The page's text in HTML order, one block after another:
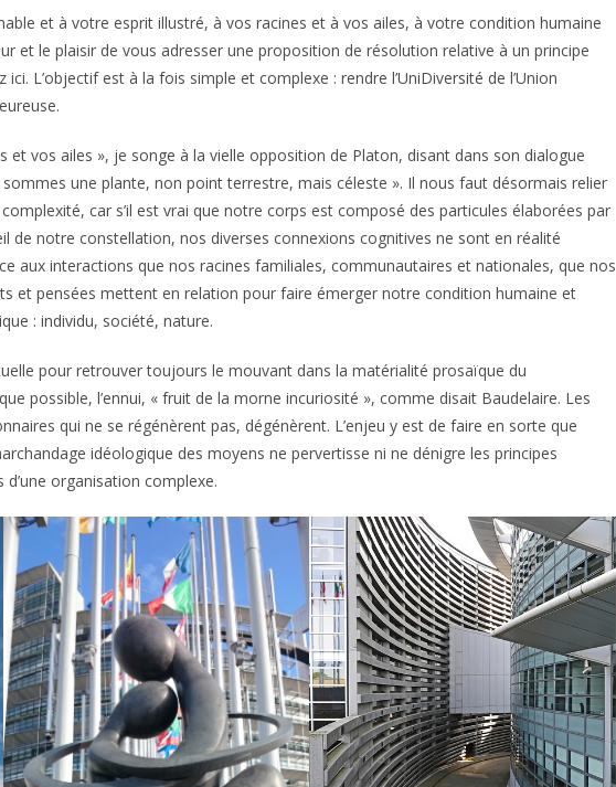
et à votre esprit illustré, à vos racines et à vos ailes, à votre condition humaine
et le plaisir de vous adresser une proposition de résolution relative à un principe
L’objectif est à la fois simple et complexe : rendre l’UniDiversité de l’Union
et vos ailes », je songe à la vielle opposition de Platon, disant dans son dialogue
une plante, non point terrestre, mais céleste ». Il nous faut désormais relier
car s’il est vrai que notre corps est composé des particules élaborées par
de notre constellation, nos diverses connexions cognitives ne sont en réalité
aux interactions que nos racines familiales, communautaires et nationales, que nos
et pensées mettent en relation pour faire émerger notre condition humaine et
: individu, société, nature.
pour retrouver toujours le mouvant dans la matérialité prosaïque du
possible, l’ennui, « fruit de la morne incuriosité », comme disait Baudelaire. Les
qui ne se régénèrent pas, dégénèrent. L’enjeu y est de faire en sorte que
idéologique des moyens ne pervertisse ni ne dénigre les principes
organisation complexe.